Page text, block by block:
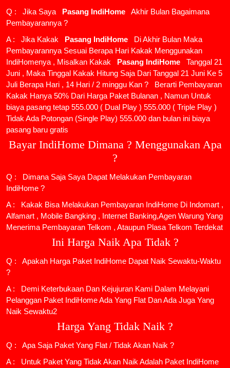
Q : Jika Saya Pasang IndiHome
Akhir Bulan Bagaimana
Pembayarannya ?
A : Jika Kakak
Pasang IndiHome
Di Akhir Bulan Maka
Pembayarannya Sesuai Berapa Hari Kakak Menggunakan
IndiHomenya , Misalkan Kakak
Pasang IndiHome
Tanggal 21
Juni , Maka Tinggal Kakak Hitung Saja Dari Tanggal 21 Juni Ke 5
Juli Berapa Hari , 14 Hari / 2 minggu Kan ? Berarti Pembayaran
Kakak Hanya 50% Dari Harga Paket Bulanan , Namun Untuk
biaya pasang tetap 555.000 ( Dual Play ) 555.000 ( Triple Play )
Tidak Ada Potongan (Single Play) 555.000 dan bulan ini biaya
pasang baru gratis
Bayar IndiHome Dimana ? Menggunakan Apa
?
Q : Dimana Saja Saya Dapat Melakukan Pembayaran
IndiHome ?
A : Kakak Bisa Melakukan Pembayaran IndiHome Di Indomart ,
Alfamart , Mobile Bangking , Internet Banking,Agen Warung Yang
Menerima Pembayaran Telkom , Ataupun Plasa Telkom Terdekat
Ini Harga Naik Apa Tidak ?
Q : Apakah Harga Paket IndiHome Dapat Naik Sewaktu-Waktu
?
A : Demi Keterbukaan Dan Kejujuran Kami Dalam Melayani
Pelanggan Paket IndiHome Ada Yang Flat Dan Ada Juga Yang
Naik Sewaktu2
Harga Yang Tidak Naik ?
Q : Apa Saja Paket Yang Flat / Tidak Akan Naik ?
A : Untuk Paket Yang Tidak Akan Naik Adalah Paket IndiHome